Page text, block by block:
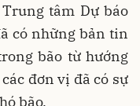
tâm Dự báo
có những bản tin
bão từ hướng
đơn vị đã có sự
bão.